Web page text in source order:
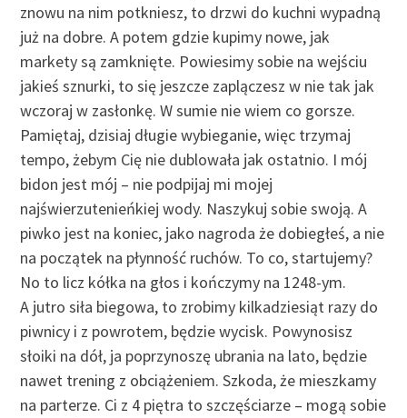
znowu na nim potkniesz, to drzwi do kuchni wypadną
już na dobre. A potem gdzie kupimy nowe, jak
markety są zamknięte. Powiesimy sobie na wejściu
jakieś sznurki, to się jeszcze zaplączesz w nie tak jak
wczoraj w zasłonkę. W sumie nie wiem co gorsze.
Pamiętaj, dzisiaj długie wybieganie, więc trzymaj
tempo, żebym Cię nie dublowała jak ostatnio. I mój
bidon jest mój – nie podpijaj mi mojej
najświerzutenieńkiej wody. Naszykuj sobie swoją. A
piwko jest na koniec, jako nagroda że dobiegłeś, a nie
na początek na płynność ruchów. To co, startujemy?
No to licz kółka na głos i kończymy na 1248-ym.
A jutro siła biegowa, to zrobimy kilkadziesiąt razy do
piwnicy i z powrotem, będzie wycisk. Powynosisz
słoiki na dół, ja poprzynoszę ubrania na lato, będzie
nawet trening z obciążeniem. Szkoda, że mieszkamy
na parterze. Ci z 4 piętra to szczęściarze – mogą sobie